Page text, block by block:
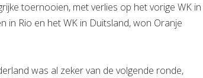
toernooien, met verlies op het vorige WK in
in Rio en het WK in Duitsland, won Oranje
was al zeker van de volgende ronde,